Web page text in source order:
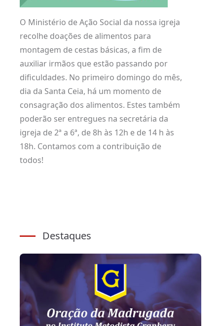
O Ministério de Ação Social da nossa igreja
recolhe doações de alimentos para
montagem de cestas básicas, a fim de
auxiliar irmãos que estão passando por
dificuldades. No primeiro domingo do mês,
dia da Santa Ceia, há um momento de
consagração dos alimentos. Estes também
poderão ser entregues na secretária da
igreja de 2ª a 6ª, de 8h às 12h e de 14 h às
18h. Contamos com a contribuição de
todos!
Destaques